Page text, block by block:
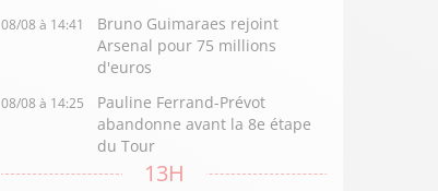
08/08 à 14:41
Bruno Guimaraes rejoint
Arsenal pour 75 millions
d'euros
08/08 à 14:25
Pauline Ferrand-Prévot
abandonne avant la 8e étape
du Tour
13H